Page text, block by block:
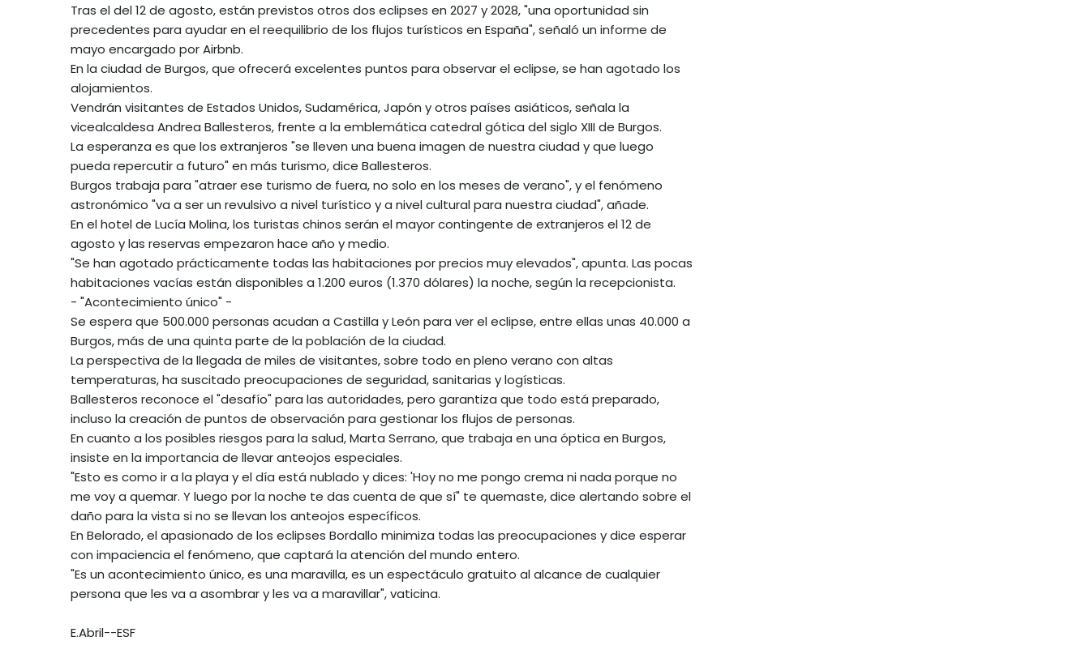
Tras el del 12 de agosto, están previstos otros dos eclipses en 2027 y 2028, "una oportunidad sin
precedentes para ayudar en el reequilibrio de los flujos turísticos en España", señaló un informe de
mayo encargado por Airbnb.
En la ciudad de Burgos, que ofrecerá excelentes puntos para observar el eclipse, se han agotado los
alojamientos.
Vendrán visitantes de Estados Unidos, Sudamérica, Japón y otros países asiáticos, señala la
vicealcaldesa Andrea Ballesteros, frente a la emblemática catedral gótica del siglo XIII de Burgos.
La esperanza es que los extranjeros "se lleven una buena imagen de nuestra ciudad y que luego
pueda repercutir a futuro" en más turismo, dice Ballesteros.
Burgos trabaja para "atraer ese turismo de fuera, no solo en los meses de verano", y el fenómeno
astronómico "va a ser un revulsivo a nivel turístico y a nivel cultural para nuestra ciudad", añade.
En el hotel de Lucía Molina, los turistas chinos serán el mayor contingente de extranjeros el 12 de
agosto y las reservas empezaron hace año y medio.
"Se han agotado prácticamente todas las habitaciones por precios muy elevados", apunta. Las pocas
habitaciones vacías están disponibles a 1.200 euros (1.370 dólares) la noche, según la recepcionista.
- "Acontecimiento único" -
Se espera que 500.000 personas acudan a Castilla y León para ver el eclipse, entre ellas unas 40.000 a
Burgos, más de una quinta parte de la población de la ciudad.
La perspectiva de la llegada de miles de visitantes, sobre todo en pleno verano con altas
temperaturas, ha suscitado preocupaciones de seguridad, sanitarias y logísticas.
Ballesteros reconoce el "desafío" para las autoridades, pero garantiza que todo está preparado,
incluso la creación de puntos de observación para gestionar los flujos de personas.
En cuanto a los posibles riesgos para la salud, Marta Serrano, que trabaja en una óptica en Burgos,
insiste en la importancia de llevar anteojos especiales.
"Esto es como ir a la playa y el día está nublado y dices: 'Hoy no me pongo crema ni nada porque no
me voy a quemar. Y luego por la noche te das cuenta de que sí" te quemaste, dice alertando sobre el
daño para la vista si no se llevan los anteojos específicos.
En Belorado, el apasionado de los eclipses Bordallo minimiza todas las preocupaciones y dice esperar
con impaciencia el fenómeno, que captará la atención del mundo entero.
"Es un acontecimiento único, es una maravilla, es un espectáculo gratuito al alcance de cualquier
persona que les va a asombrar y les va a maravillar", vaticina.
E.Abril--ESF